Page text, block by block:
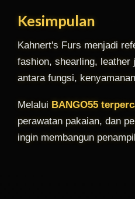
Kesimpulan
Kahnert's Furs menjadi
fashion, shearling, leather
antara fungsi,
Melalui BANGO55
perawatan pakaian, dan
ingin membangun